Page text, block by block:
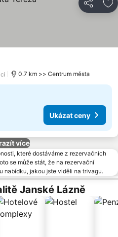
Sdílet
0.7 km >> Centrum města
Ukázat ceny
více
které dostáváme z rezervačních
se může stát, že na rezervační
nabídku, jakou jste viděli na trivagu.
Janské Lázně